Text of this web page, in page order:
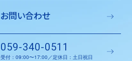
お問い合わせ
059-340-0511
受付：09:00〜17:00／定休日：土日祝日